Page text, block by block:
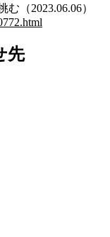
（2023.06.06）
先